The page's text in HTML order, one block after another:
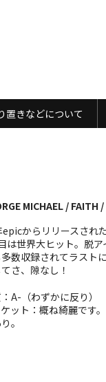
置きなどについて
MICHAEL / FAITH
からリリースされ
は世界大ヒット。脱
数収録されてラスト
さ、隙なし！
A-（わずかに反り）
ット：概ね綺麗です
。